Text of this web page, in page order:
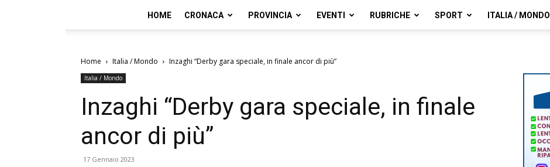
Voce
HOME CRONACA PROVINCIA EVENTI RUBRICHE SPORT ITALIA / MONDO
Home Italia / Mondo Inzaghi “Derby gara speciale, in finale ancor di più”
Italia / Mondo
Inzaghi “Derby gara speciale, in finale
ancor di più”
17 Gennaio 2023